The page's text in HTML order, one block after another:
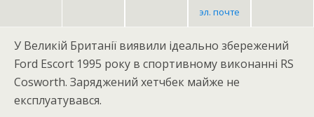
эл. почте
У Великій Британії виявили ідеально збережений
Ford Escort 1995 року в спортивному виконанні RS
Cosworth. Заряджений хетчбек майже не
експлуатувався.